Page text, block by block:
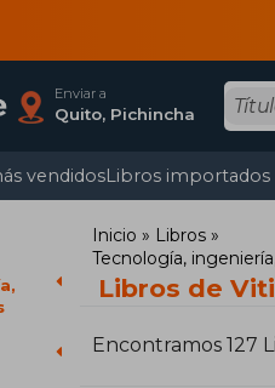
Enviar a
Quito, Pichincha
vendidosLibros importados
Inicio
Libros
Tecnología,
Libros de
Encontramos 127